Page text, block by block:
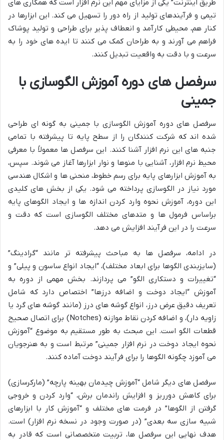
طریق اینترنت” یکی از مزایای مهم این نرم افزار است که همکاری های
تیمی و فرآیندهای تولید از راه دور را تسهیل می کند. این ابزارها در
کنار هم، محیطی کارآمد و انعطاف پذیر برای طراحی و تولید پوشاک
فراهم می آورند و به طراحان کمک می کنند تا ایده های خود را به
سرعت و با دقت به واقعیت تبدیل کنند.
سرفصل های دوره آموزش الگوسازی با
جمینی
سرفصل های دوره آموزش الگوسازی با جمینی به گونه ای طراحی
شده اند که شرکت کنندگان را از سطح پایه تا پیشرفته با تمامی
جنبه های این نرم افزار آشنا کنند. این سرفصل ها معمولاً با معرفی
محیط نرم افزار، آشنایی با منوها و نوار ابزارها آغاز می شوند. سپس،
به آموزش ابزارهای پایه برای رسم خطوط، منحنی ها و اشکال هندسی
مورد نیاز در الگوسازی پرداخته می شود. یکی از بخش های کلیدی
این دوره، آموزش نحوه وارد کردن اندازه ها و ایجاد الگوهای پایه
براساس فرمول ها و متدهای مختلف الگوسازی است که دقت و
سرعت را در این فرآیند افزایش می دهد.
در ادامه، سرفصل ها به مباحث پیشرفته تر مانند “گرادینگ”
(سایزبندی الگوها برای ابعاد مختلف)، “ایجاد انواع ساسون و پیلی” و
“تغییرات و دستکاری الگو” می پردازند. بخش مهمی از دوره به
آموزش “ایجاد دوخت و اضافه درزها” اختصاص دارد که شامل
تعریف دقیق عرض درز، انواع گوشه های درز (مانند گوشه های گرد یا
زاویه دار)، و اضافه کردن نقاط موازنه (Notches) برای اتصال صحیح
قطعات الگو است. این مبحث به طور مستقیم به موضوع “آموزش
نحوه ایجاد دوخت در نرم افزار جمینی” مرتبط است و به هنرجویان
می آموزد چگونه الگوها را برای فرآیند دوخت آماده کنند.
سرفصل های دیگر شامل “آموزش چیدمان بهینه پارچه” (مارکرسازی)
برای کاهش دورریز و افزایش راندمان برش، “وارد کردن و خروجی
گرفتن از الگوها” در فرمت های مختلف و “آموزش کار با ابزارهای
شبیه سازی سه بعدی” (در صورت وجود در نسخه نرم افزار) است.
هدف نهایی این سرفصل ها، تربیت متخصصانی است که قادر به